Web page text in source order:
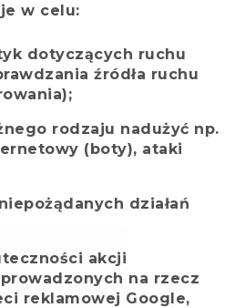
w celu:
dotyczących ruchu
źródła ruchu
rodzaju nadużyć np.
(boty), ataki
działań
akcji
na rzecz
reklamowej Google,